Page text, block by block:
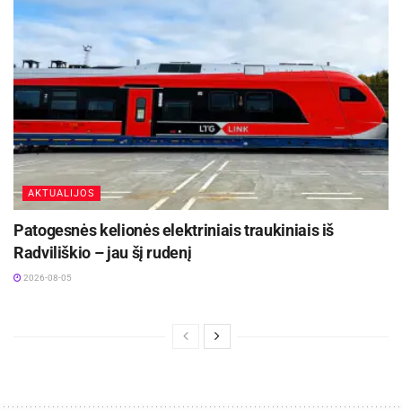
AKTUALIJOS
Patogesnės kelionės elektriniais traukiniais iš
Radviliškio – jau šį rudenį
2026-08-05